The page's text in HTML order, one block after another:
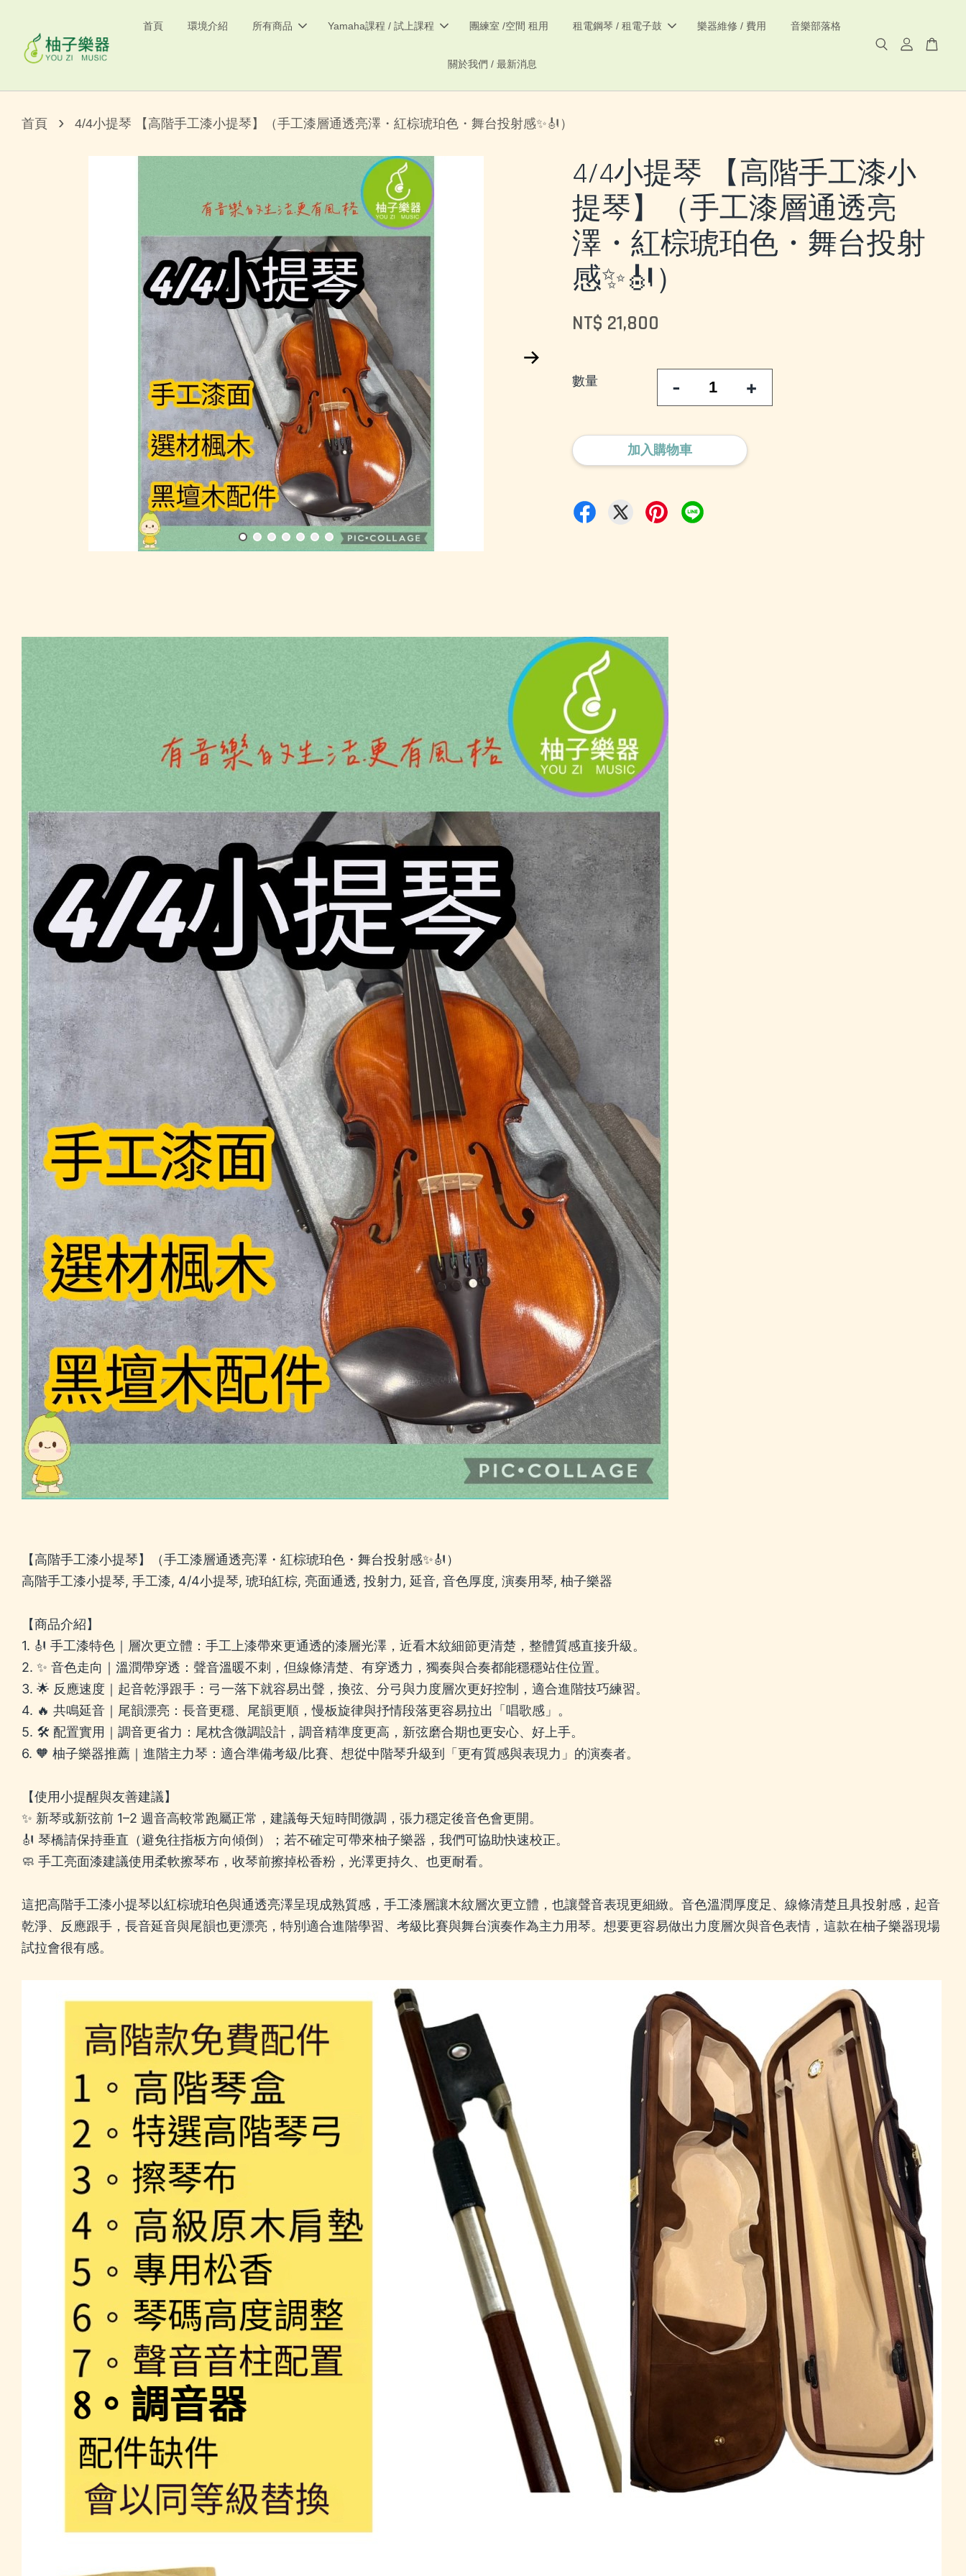
首頁 環境介紹 所有商品 Yamaha課程 / 試上課程 團練室 /空間 租用 租電鋼琴 / 租電子鼓 樂器維修 / 費用 音樂部落格
關於我們 / 最新消息
首頁 › 4/4小提琴 【高階手工漆小提琴】（手工漆層通透亮澤・紅棕琥珀色・舞台投射感✨🎻）
4/4小提琴 【高階手工漆小
提琴】（手工漆層通透亮
澤・紅棕琥珀色・舞台投射
感✨🎻）
NT$ 21,800
數量 - +
加入購物車
【高階手工漆小提琴】（手工漆層通透亮澤・紅棕琥珀色・舞台投射感✨🎻）
高階手工漆小提琴, 手工漆, 4/4小提琴, 琥珀紅棕, 亮面通透, 投射力, 延音, 音色厚度, 演奏用琴, 柚子樂器
【商品介紹】
1. 🎻 手工漆特色｜層次更立體：手工上漆帶來更通透的漆層光澤，近看木紋細節更清楚，整體質感直接升級。
2. ✨ 音色走向｜溫潤帶穿透：聲音溫暖不刺，但線條清楚、有穿透力，獨奏與合奏都能穩穩站住位置。
3. 🌟 反應速度｜起音乾淨跟手：弓一落下就容易出聲，換弦、分弓與力度層次更好控制，適合進階技巧練習。
4. 🔥 共鳴延音｜尾韻漂亮：長音更穩、尾韻更順，慢板旋律與抒情段落更容易拉出「唱歌感」。
5. 🛠️ 配置實用｜調音更省力：尾枕含微調設計，調音精準度更高，新弦磨合期也更安心、好上手。
6. 🧡 柚子樂器推薦｜進階主力琴：適合準備考級/比賽、想從中階琴升級到「更有質感與表現力」的演奏者。
【使用小提醒與友善建議】
✨ 新琴或新弦前 1–2 週音高較常跑屬正常，建議每天短時間微調，張力穩定後音色會更開。
🎻 琴橋請保持垂直（避免往指板方向傾倒）；若不確定可帶來柚子樂器，我們可協助快速校正。
🧼 手工亮面漆建議使用柔軟擦琴布，收琴前擦掉松香粉，光澤更持久、也更耐看。
這把高階手工漆小提琴以紅棕琥珀色與通透亮澤呈現成熟質感，手工漆層讓木紋層次更立體，也讓聲音表現更細緻。音色溫潤厚度足、線條清楚且具投射感，起音
乾淨、反應跟手，長音延音與尾韻也更漂亮，特別適合進階學習、考級比賽與舞台演奏作為主力用琴。想要更容易做出力度層次與音色表情，這款在柚子樂器現場
試拉會很有感。